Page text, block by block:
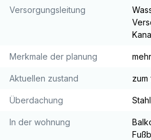
Versorgungsleitung
Merkmale der planung
Aktuellen zustand zum
Überdachung
In der wohnung